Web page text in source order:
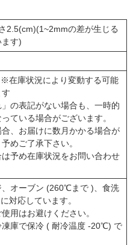
2.5(cm)(1~2mmの差が生じる
す)
在庫状況により変動する可能
の表記がない場合も、一時的
ている場合がございます。
、お届けに数月かかる場合が
めご了承下さい。
予め在庫状況をお問い合わせ
、オーブン (260℃まで )、食洗
対応しています。
用はお避けください。
凍庫で保冷 ( 耐冷温度 -20℃) で